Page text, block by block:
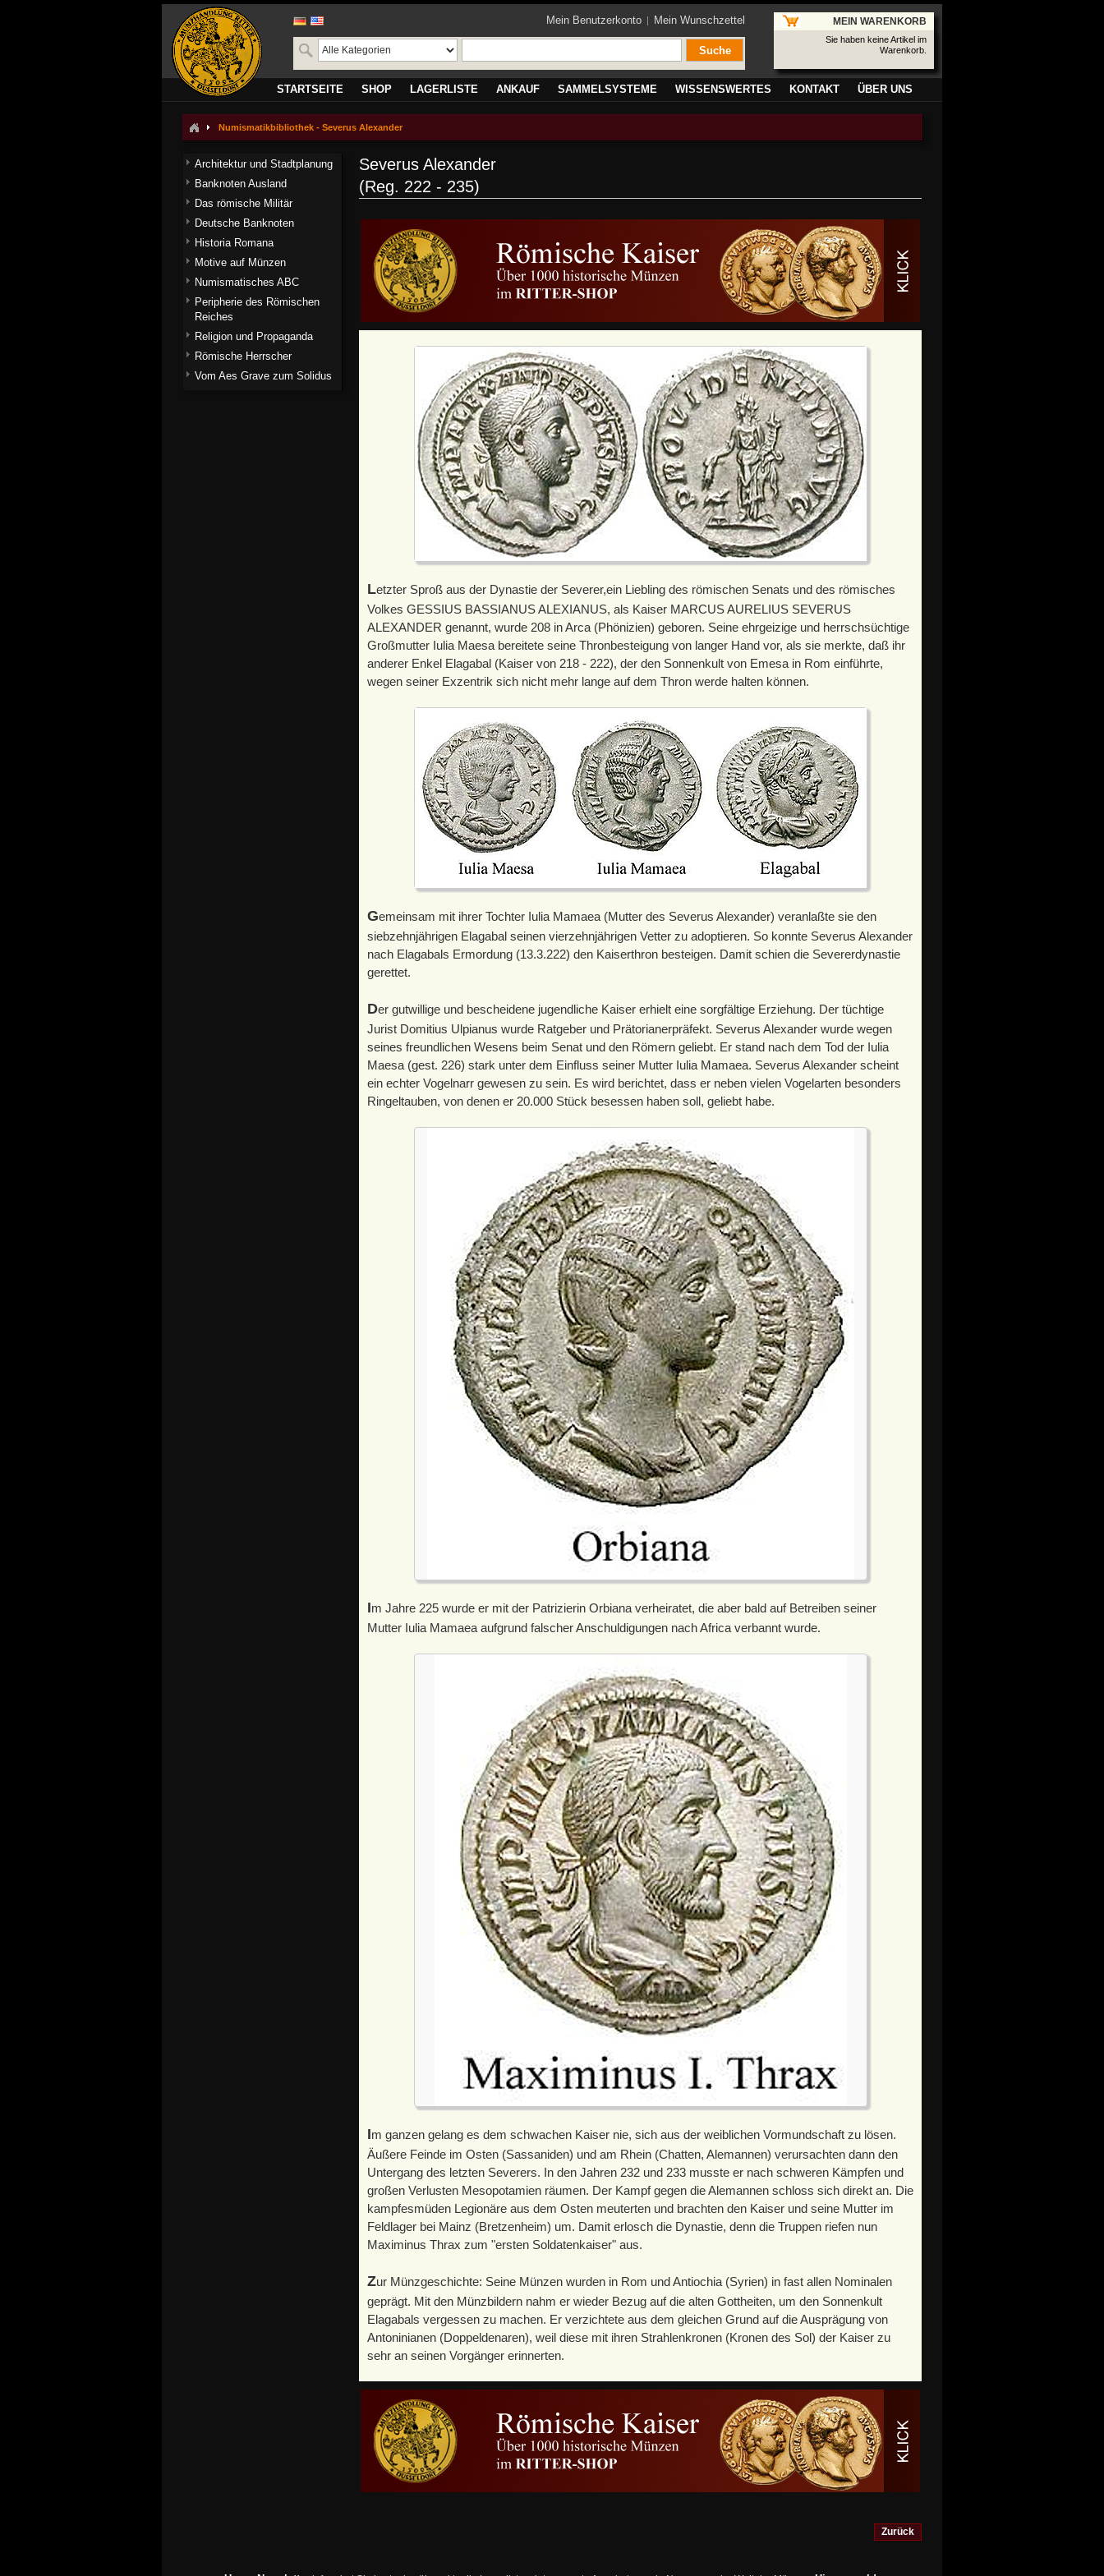
Mein Benutzerkonto Mein Wunschzettel
Suche
MEIN WARENKORB
Sie haben keine Artikel im
Warenkorb.
STARTSEITE SHOP LAGERLISTE ANKAUF SAMMELSYSTEME WISSENSWERTES KONTAKT ÜBER UNS
Numismatikbibliothek - Severus Alexander
Severus Alexander
(Reg. 222 - 235)
Letzter Sproß aus der Dynastie der Severer,ein Liebling des römischen Senats und des römisches
Volkes GESSIUS BASSIANUS ALEXIANUS, als Kaiser MARCUS AURELIUS SEVERUS
ALEXANDER genannt, wurde 208 in Arca (Phönizien) geboren. Seine ehrgeizige und herrschsüchtige
Großmutter Iulia Maesa bereitete seine Thronbesteigung von langer Hand vor, als sie merkte, daß ihr
anderer Enkel Elagabal (Kaiser von 218 - 222), der den Sonnenkult von Emesa in Rom einführte,
wegen seiner Exzentrik sich nicht mehr lange auf dem Thron werde halten können.
Gemeinsam mit ihrer Tochter Iulia Mamaea (Mutter des Severus Alexander) veranlaßte sie den
siebzehnjährigen Elagabal seinen vierzehnjährigen Vetter zu adoptieren. So konnte Severus Alexander
nach Elagabals Ermordung (13.3.222) den Kaiserthron besteigen. Damit schien die Severerdynastie
gerettet.
Der gutwillige und bescheidene jugendliche Kaiser erhielt eine sorgfältige Erziehung. Der tüchtige
Jurist Domitius Ulpianus wurde Ratgeber und Prätorianerpräfekt. Severus Alexander wurde wegen
seines freundlichen Wesens beim Senat und den Römern geliebt. Er stand nach dem Tod der Iulia
Maesa (gest. 226) stark unter dem Einfluss seiner Mutter Iulia Mamaea. Severus Alexander scheint
ein echter Vogelnarr gewesen zu sein. Es wird berichtet, dass er neben vielen Vogelarten besonders
Ringeltauben, von denen er 20.000 Stück besessen haben soll, geliebt habe.
Im Jahre 225 wurde er mit der Patrizierin Orbiana verheiratet, die aber bald auf Betreiben seiner
Mutter Iulia Mamaea aufgrund falscher Anschuldigungen nach Africa verbannt wurde.
Im ganzen gelang es dem schwachen Kaiser nie, sich aus der weiblichen Vormundschaft zu lösen.
Äußere Feinde im Osten (Sassaniden) und am Rhein (Chatten, Alemannen) verursachten dann den
Untergang des letzten Severers. In den Jahren 232 und 233 musste er nach schweren Kämpfen und
großen Verlusten Mesopotamien räumen. Der Kampf gegen die Alemannen schloss sich direkt an. Die
kampfesmüden Legionäre aus dem Osten meuterten und brachten den Kaiser und seine Mutter im
Feldlager bei Mainz (Bretzenheim) um. Damit erlosch die Dynastie, denn die Truppen riefen nun
Maximinus Thrax zum "ersten Soldatenkaiser" aus.
Zur Münzgeschichte: Seine Münzen wurden in Rom und Antiochia (Syrien) in fast allen Nominalen
geprägt. Mit den Münzbildern nahm er wieder Bezug auf die alten Gottheiten, um den Sonnenkult
Elagabals vergessen zu machen. Er verzichtete aus dem gleichen Grund auf die Ausprägung von
Antoninianen (Doppeldenaren), weil diese mit ihren Strahlenkronen (Kronen des Sol) der Kaiser zu
sehr an seinen Vorgänger erinnerten.
Zurück
Architektur und Stadtplanung
Banknoten Ausland
Das römische Militär
Deutsche Banknoten
Historia Romana
Motive auf Münzen
Numismatisches ABC
Peripherie des Römischen
Reiches
Religion und Propaganda
Römische Herrscher
Vom Aes Grave zum Solidus